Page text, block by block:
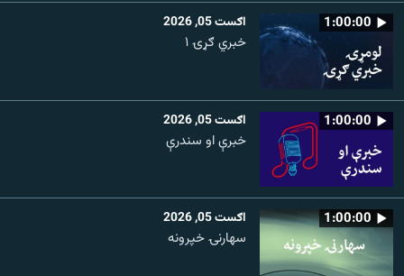
1:00:00 اګست 05, 2026
خبري ګړۍ ۱
1:00:00 اګست 05, 2026
خبرې او سندرې
1:00:00 اګست 05, 2026
سهارنۍ خپرونه